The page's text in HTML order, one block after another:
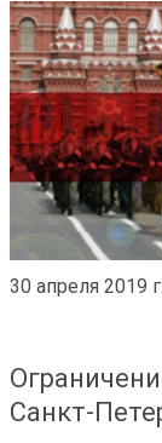
30 апреля 2019 г.
Санкт-